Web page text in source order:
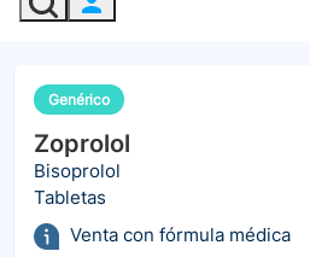
Genérico
Zoprolol
Bisoprolol
Tabletas
Venta con fórmula médica